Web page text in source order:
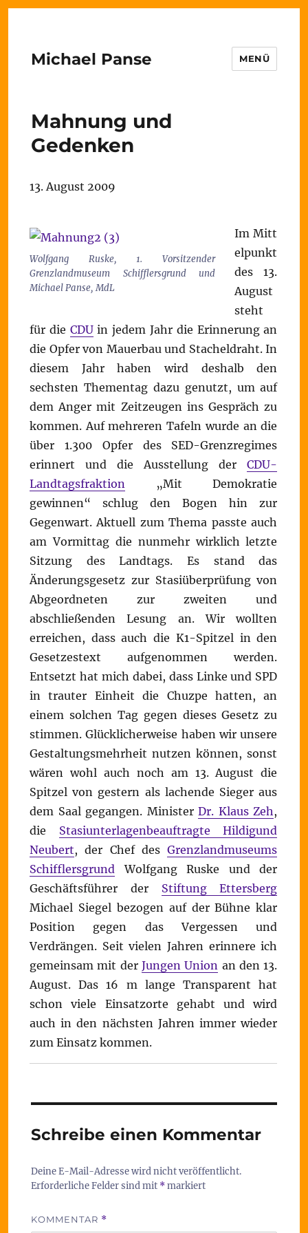
Michael Panse MENÜ
Mahnung und
Gedenken
13. August 2009
Wolfgang Ruske, 1. Vorsitzender
Grenzlandmuseum Schifflersgrund und
Michael Panse, MdL
Im Mitt
elpunkt
des 13.
August
steht
für die CDUin jedem Jahr die Erinnerung an
die Opfer von Mauerbau und Stacheldraht. In
diesem Jahr haben wird deshalb den
sechsten Thementag dazu genutzt, um auf
dem Anger mit Zeitzeugen ins Gespräch zu
kommen. Auf mehreren Tafeln wurde an die
über 1.300 Opfer des SED-Grenzregimes
erinnert und die Ausstellung derCDU-
Landtagsfraktion „Mit Demokratie
gewinnen“ schlug den Bogen hin zur
Gegenwart. Aktuell zum Thema passte auch
am Vormittag die nunmehr wirklich letzte
Sitzung des Landtags. Es stand das
Änderungsgesetz zur Stasiüberprüfung von
Abgeordneten zur zweiten und
abschließenden Lesung an. Wir wollten
erreichen, dass auch die K1-Spitzel in den
Gesetzestext aufgenommen werden.
Entsetzt hat mich dabei, dass Linke und SPD
in trauter Einheit die Chuzpe hatten, an
einem solchen Tag gegen dieses Gesetz zu
stimmen. Glücklicherweise haben wir unsere
Gestaltungsmehrheit nutzen können, sonst
wären wohl auch noch am 13. August die
Spitzel von gestern als lachende Sieger aus
dem Saal gegangen. MinisterDr. Klaus Zeh,
die Stasiunterlagenbeauftragte Hildigund
Neubert, der Chef desGrenzlandmuseums
Schifflersgrund Wolfgang Ruske und der
Geschäftsführer der Stiftung Ettersberg
Michael Siegel bezogen auf der Bühne klar
Position gegen das Vergessen und
Verdrängen. Seit vielen Jahren erinnere ich
gemeinsam mit derJungen Union an den 13.
August. Das 16 m lange Transparent hat
schon viele Einsatzorte gehabt und wird
auch in den nächsten Jahren immer wieder
zum Einsatz kommen.
Schreibe einen Kommentar
Deine E-Mail-Adresse wird nicht veröffentlicht.
Erforderliche Felder sind mit *markiert
KOMMENTAR *